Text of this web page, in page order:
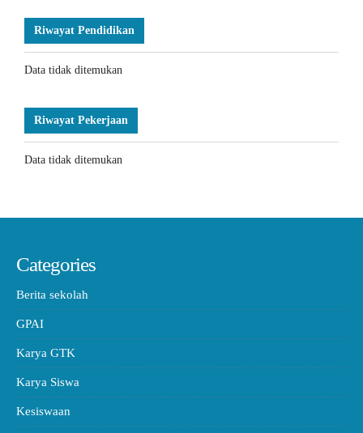
Riwayat Pendidikan
Data tidak ditemukan
Riwayat Pekerjaan
Data tidak ditemukan
Categories
Berita sekolah
GPAI
Karya GTK
Karya Siswa
Kesiswaan